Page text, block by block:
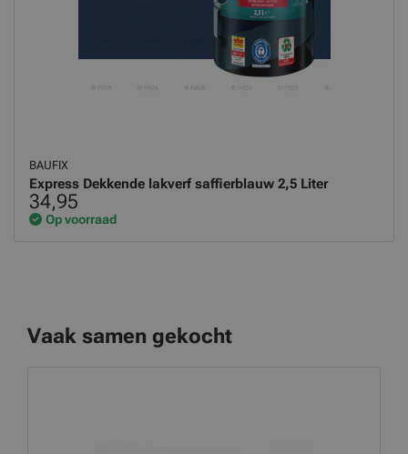
Vaak samen gekocht
BAUFIX
Express Dekkende lakverf saffierblauw 2,5 Liter
34,95
Op voorraad